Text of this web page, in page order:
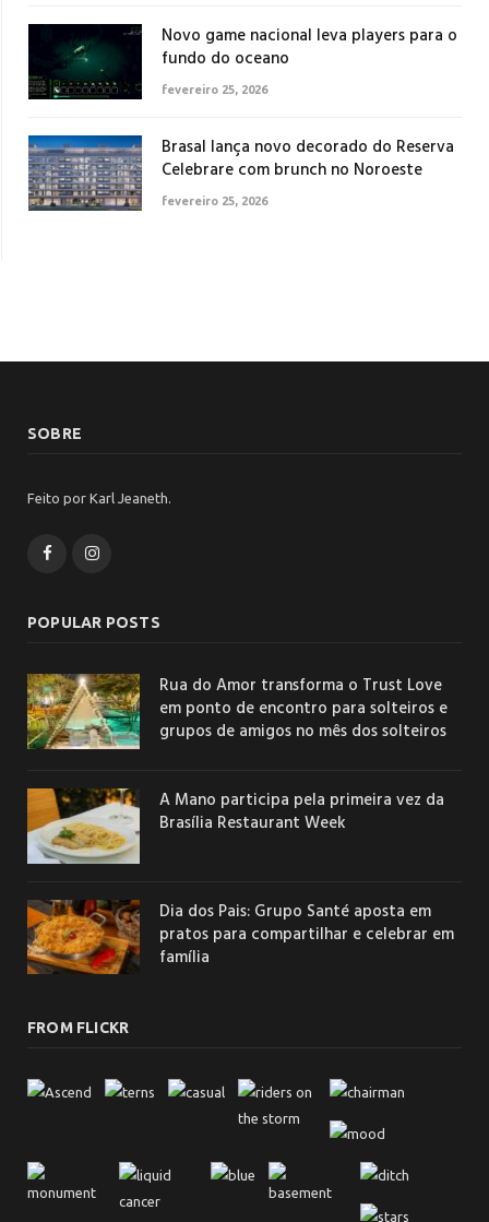
Novo game nacional leva players para o
fundo do oceano
fevereiro 25, 2026
Brasal lança novo decorado do Reserva
Celebrare com brunch no Noroeste
fevereiro 25, 2026
SOBRE
Feito por Karl Jeaneth.
FacebookInstagram
POPULAR POSTS
Rua do Amor transforma o Trust Love
em ponto de encontro para solteiros e
grupos de amigos no mês dos solteiros
A Mano participa pela primeira vez da
Brasília Restaurant Week
Dia dos Pais: Grupo Santé aposta em
pratos para compartilhar e celebrar em
família
FROM FLICKR